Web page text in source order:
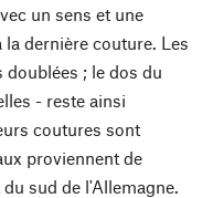
un sens et une
dernière couture. Les
; le dos du
- reste ainsi
coutures sont
proviennent de
sud de l'Allemagne.